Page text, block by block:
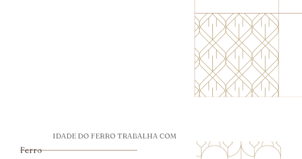
IDADE DO FERRO TRABALHA COM
Ferro